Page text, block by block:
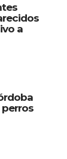
a
perros